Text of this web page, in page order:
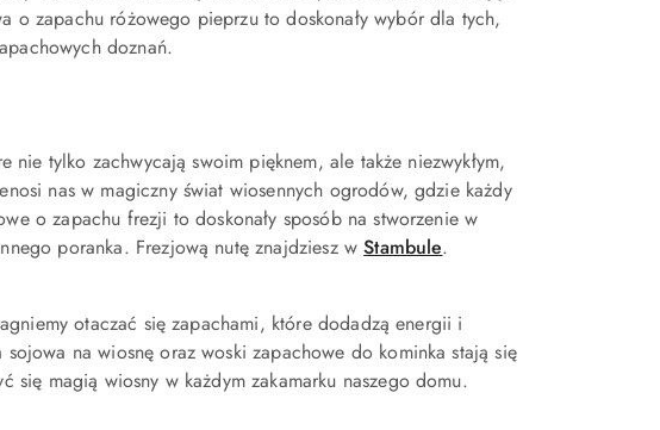
o zapachu różowego pieprzu to doskonały wybór dla tych,
doznań.
nie tylko zachwycają swoim pięknem, ale także niezwykłym,
nas w magiczny świat wiosennych ogrodów, gdzie każdy
o zapachu frezji to doskonały sposób na stworzenie w
poranka. Frezjową nutę znajdziesz wStambule.
otaczać się zapachami, które dodadzą energii i
na wiosnę oraz woski zapachowe do kominka stają się
się magią wiosny w każdym zakamarku naszego domu.